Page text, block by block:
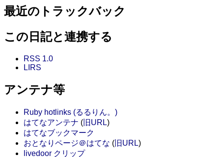
最近のトラックバック
この日記と連携する
RSS 1.0
LIRS
アンテナ等
Ruby hotlinks (るるりん。)
はてなアンテナ ( 旧URL)
はてなブックマーク
おとなりページ＠はてな ( 旧URL)
livedoor クリップ